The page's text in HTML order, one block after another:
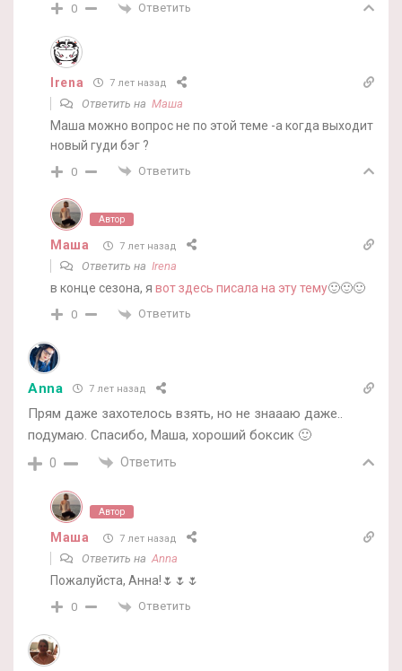
0 Ответить
Irena 7 лет назад
Ответить на Маша
Маша можно вопрос не по этой теме -а когда выходит
новый гуди бэг ?
0 Ответить
Автор
Маша 7 лет назад
Ответить на Irena
в конце сезона, я вот здесь писала на эту тему🙂🙂🙂
0 Ответить
Anna 7 лет назад
Прям даже захотелось взять, но не знаааю даже..
подумаю. Спасибо, Маша, хороший боксик 🙂
0 Ответить
Автор
Маша 7 лет назад
Ответить наAnna
Пожалуйста, Анна!🌷🌷🌷
0 Ответить